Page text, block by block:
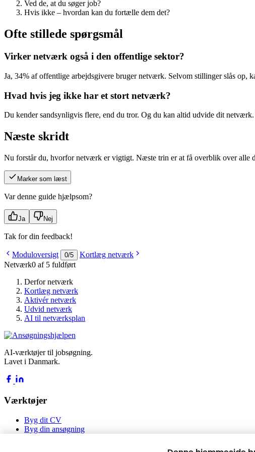
Ved de, at du søger job?
Hvis ikke – hvordan kan du fortælle dem det?
Ofte stillede spørgsmål
Virker netværk også i den offentlige sektor?
Ja, 34% af offentlige arbejdsgivere bruger netværk. Selvom stillinger slås op,
Hvad hvis jeg ikke har et stort netværk?
Du kender sandsynligvis flere, end du tror. Og du kan altid udvide dit
Næste skridt
Nu forstår du, hvorfor netværk er vigtigt. Næste trin er at få overblik over alle
Marker som læst
Var denne guide hjælpsom?
Ja Nej
Tak for din feedback!
Moduloversigt 0/5
Kortlæg netværk
Netværk0 af 5 fuldført
Derfor netværk
Kortlæg netværk
Aktivér netværk
Udvid netværk
AI til netværksplan
AI-værktøjer til jobsøgning.
Lavet i Danmark.
Værktøjer
Byg dit CV
Byg din ansøgning